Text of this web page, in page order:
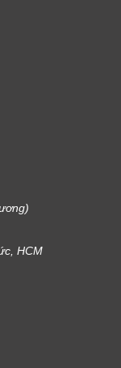
HCM